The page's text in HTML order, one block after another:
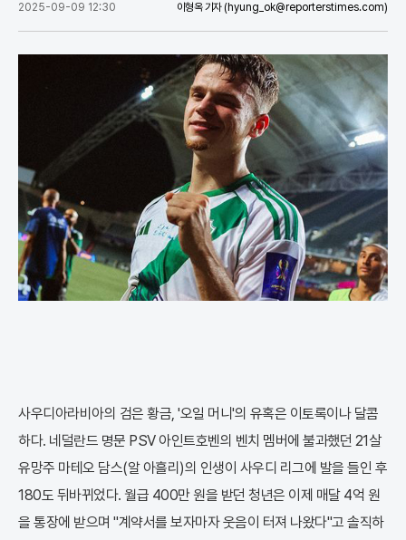
2025-09-09 12:30 이형옥 기자 (hyung_ok@reporterstimes.com)
사우디아라비아의 검은 황금, '오일 머니'의 유혹은 이토록이나 달콤
하다. 네덜란드 명문 PSV 아인트호벤의 벤치 멤버에 불과했던 21살
유망주 마테오 담스(알 아흘리)의 인생이 사우디 리그에 발을 들인 후
180도 뒤바뀌었다. 월급 400만 원을 받던 청년은 이제 매달 4억 원
을 통장에 받으며 "계약서를 보자마자 웃음이 터져 나왔다"고 솔직하